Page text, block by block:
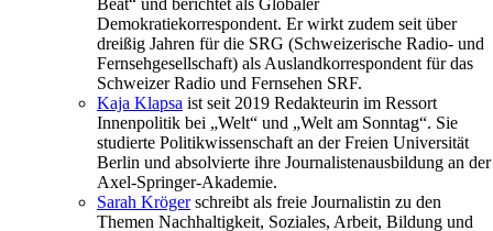
Demokratiekorrespondent. Er wirkt zudem seit über
dreißig Jahren für die SRG (Schweizerische Radio- und
Fernsehgesellschaft) als Auslandkorrespondent für das
Schweizer Radio und Fernsehen SRF.
Kaja Klapsa ist seit 2019 Redakteurin im Ressort
Innenpolitik bei „Welt“ und „Welt am Sonntag“. Sie
studierte Politikwissenschaft an der Freien Universität
Berlin und absolvierte ihre Journalistenausbildung an der
Axel-Springer-Akademie.
Sarah Krögerschreibt als freie Journalistin zu den
Themen Nachhaltigkeit, Soziales, Arbeit, Bildung und